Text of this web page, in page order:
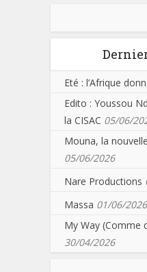
Eté : l’Afrique
Edito : Youssou
la CISAC 05/06/
Mouna, la
05/06/2026
Nare Productions
Massa 01/06/2026
My Way (Comme
30/04/2026